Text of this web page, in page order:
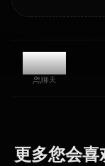
10.2k
聊天
更多您会
Ichinose